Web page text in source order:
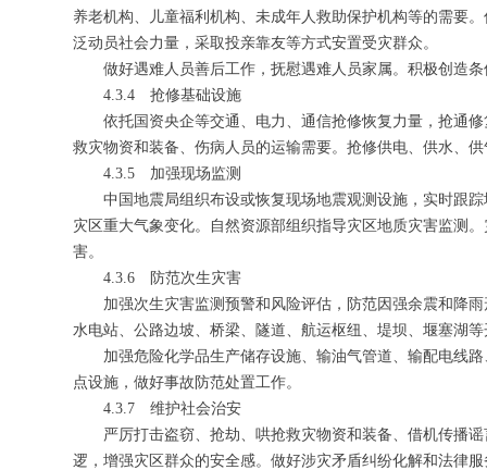
养老机构、儿童福利机构、未成年人救助保护机构等的需要
泛动员社会力量，采取投亲靠友等方式安置受灾群众。
做好遇难人员善后工作，抚慰遇难人员家属。积极创造
4.3.4 抢修基础设施
依托国资央企等交通、电力、通信抢修恢复力量，抢通
救灾物资和装备、伤病人员的运输需要。抢修供电、供水、
4.3.5 加强现场监测
中国地震局组织布设或恢复现场地震观测设施，实时跟
灾区重大气象变化。自然资源部组织指导灾区地质灾害监测
害。
4.3.6 防范次生灾害
加强次生灾害监测预警和风险评估，防范因强余震和降
水电站、公路边坡、桥梁、隧道、航运枢纽、堤坝、堰塞湖
加强危险化学品生产储存设施、输油气管道、输配电线
点设施，做好事故防范处置工作。
4.3.7 维护社会治安
严厉打击盗窃、抢劫、哄抢救灾物资和装备、借机传播
逻，增强灾区群众的安全感。做好涉灾矛盾纠纷化解和法律